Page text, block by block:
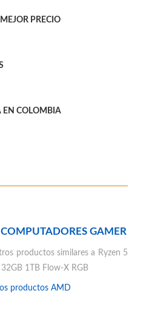
PRECIO
EN COLOMBIA
COMPUTADORES GAMER
productos similares a Ryzen 5
1TB Flow-X RGB
productos AMD